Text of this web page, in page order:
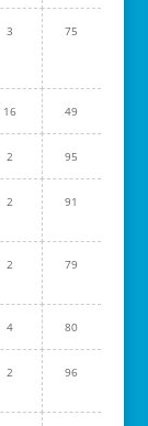
3 75
16 49
2 95
2 91
2 79
4 80
2 96